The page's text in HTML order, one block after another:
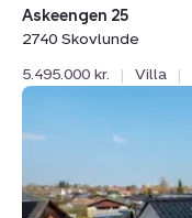
Askeengen 25
2740 Skovlunde
5.495.000 kr.
| Villa |
Tjørnevænget
2740
Skovlunde